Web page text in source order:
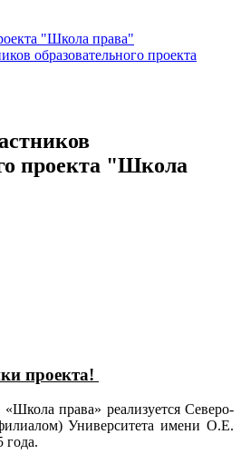
"Школа права"
образовательного проекта
проекта "Школа
проекта!
права» реализуется Северо-
Университета имени О.Е.